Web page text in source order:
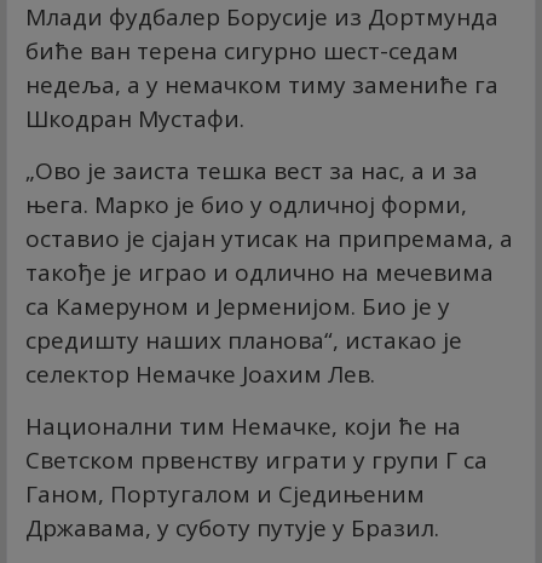
Млади фудбалер Борусије из Дортмунда
биће ван терена сигурно шест-седам
недеља, а у немачком тиму замениће га
Шкодран Мустафи.
„Ово је заиста тешка вест за нас, а и за
њега. Марко је био у одличној форми,
оставио је сјајан утисак на припремама, а
такође је играо и одлично на мечевима
са Камеруном и Јерменијом. Био је у
средишту наших планова“, истакао је
селектор Немачке Јоахим Лев.
Национални тим Немачке, који ће на
Светском првенству играти у групи Г са
Ганом, Португалом и Сједињеним
Државама, у суботу путује у Бразил.